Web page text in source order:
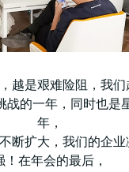
越是艰难险阻，我们
战的一年，同时也是
年，
断扩大，我们的企
！在年会的最后，